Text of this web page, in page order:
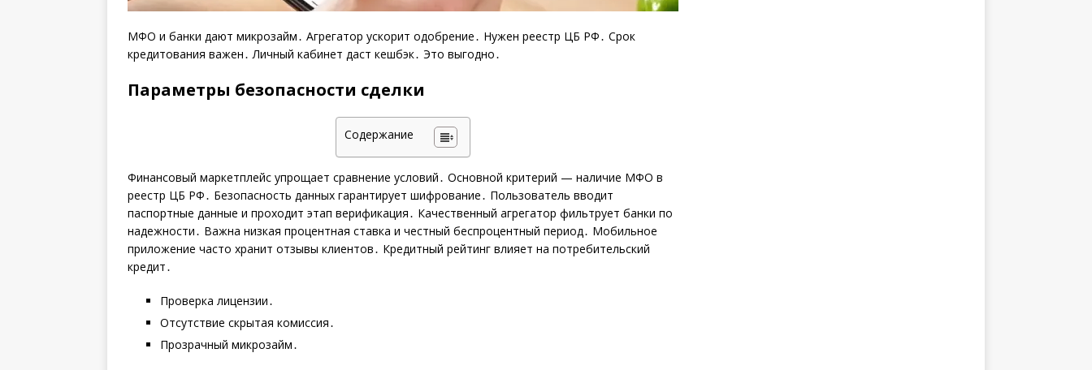
МФО и банки дают микрозайм․ Агрегатор ускорит одобрение․ Нужен реестр ЦБ РФ․ Срок
кредитования важен․ Личный кабинет даст кешбэк․ Это выгодно․
Параметры безопасности сделки
Содержание
Финансовый маркетплейс упрощает сравнение условий․ Основной критерий — наличие МФО в
реестр ЦБ РФ․ Безопасность данных гарантирует шифрование․ Пользователь вводит
паспортные данные и проходит этап верификация․ Качественный агрегатор фильтрует банки по
надежности․ Важна низкая процентная ставка и честный беспроцентный период․ Мобильное
приложение часто хранит отзывы клиентов․ Кредитный рейтинг влияет на потребительский
кредит․
Проверка лицензии․
Отсутствие скрытая комиссия․
Прозрачный микрозайм․